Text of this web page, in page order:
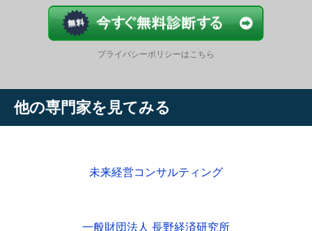
プライバシーポリシーはこちら
他の専門家を見てみる
未来経営コンサルティング
一般財団法人 長野経済研究所